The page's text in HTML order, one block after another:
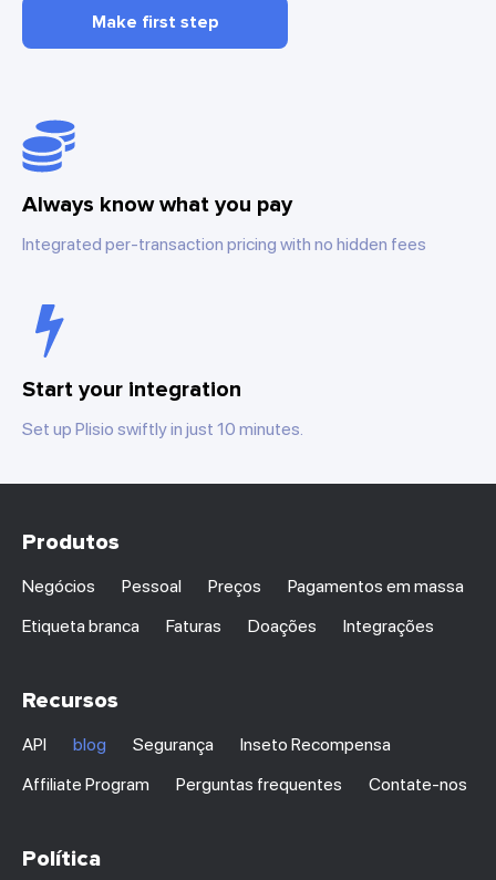
Make first step
Always know what you pay
Integrated per-transaction pricing with no hidden fees
Start your integration
Set up Plisio swiftly in just 10 minutes.
Produtos
Negócios Pessoal Preços
Pagamentos em massa
Etiqueta branca
Faturas Doações Integrações
Recursos
API blog Segurança
Inseto Recompensa
Affiliate Program
Perguntas frequentes Contate-nos
Política